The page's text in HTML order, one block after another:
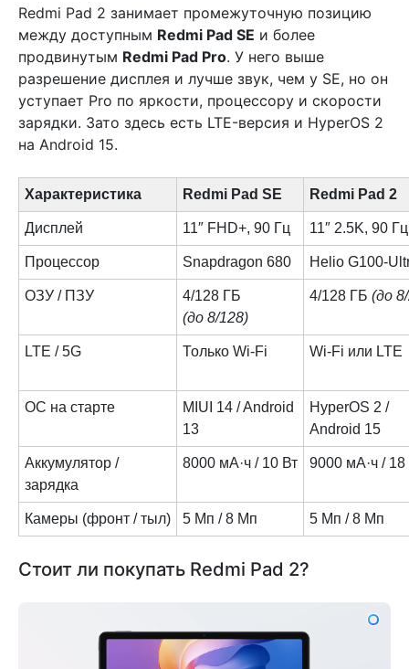
Redmi Pad 2 занимает промежуточную позицию
между доступным Redmi Pad SE и более
продвинутым Redmi Pad Pro. У него выше
разрешение дисплея и лучше звук, чем у SE, но он
уступает Pro по яркости, процессору и скорости
зарядки. Зато здесь есть LTE-версия и HyperOS 2
на Android 15.
Характеристика Redmi Pad SE Redmi Pad 2
Дисплей 11″ FHD+, 90 Гц 11″ 2.5K, 90 Гц
Процессор Snapdragon 680 Helio G100-
ОЗУ / ПЗУ
4/128 ГБ
(до 8/128)
4/128 ГБ (до
LTE / 5G Только Wi-Fi Wi-Fi или LTE
ОС на старте
MIUI 14 / Android
13
HyperOS 2 /
Android 15
Аккумулятор /
зарядка
8000 мА·ч / 10 Вт 9000 мА·ч / 18
Камеры (фронт / тыл) 5 Мп / 8 Мп 5 Мп / 8 Мп
Стоит ли покупать Redmi Pad 2?